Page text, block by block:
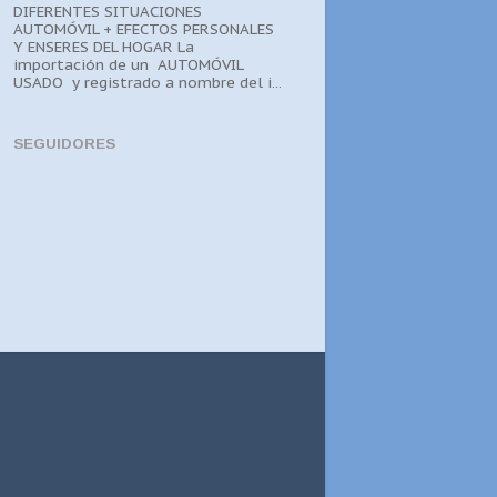
DIFERENTES SITUACIONES
AUTOMÓVIL + EFECTOS PERSONALES
Y ENSERES DEL HOGAR La
importación de un AUTOMÓVIL
USADO y registrado a nombre del i...
SEGUIDORES